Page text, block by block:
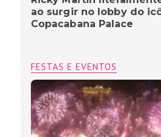
ao surgir no lobby do
Copacabana Palace
FESTAS E EVENTOS